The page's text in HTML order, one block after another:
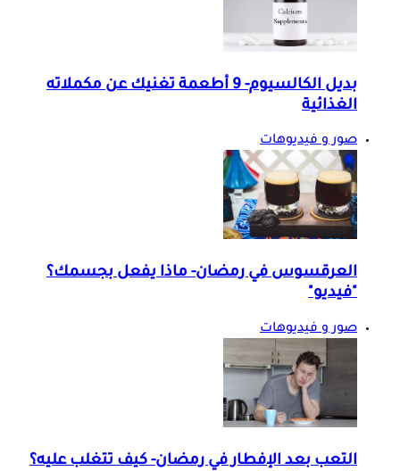
بديل الكالسيوم- 9 أطعمة تغنيك عن مكملاته
الغذائية
صور و فيديوهات
العرقسوس في رمضان- ماذا يفعل بجسمك؟
"فيديو"
صور و فيديوهات
التعب بعد الإفطار في رمضان- كيف تتغلب عليه؟